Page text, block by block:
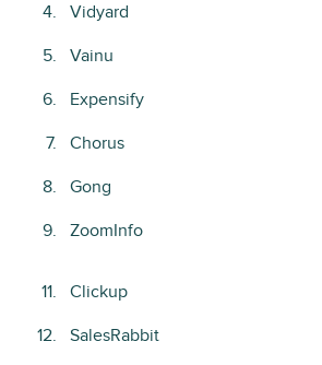
Vidyard
Vainu
Expensify
Chorus
Gong
ZoomInfo
Clickup
SalesRabbit